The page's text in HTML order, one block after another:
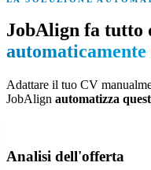
JobAlign fa tutto
automaticamente
Adattare il tuo CV
JobAlign automatizza
Analisi dell'offerta